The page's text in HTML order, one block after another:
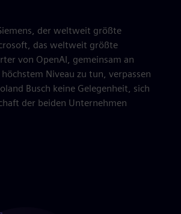
der weltweit größte
das weltweit größte
von OpenAI, gemeinsam an
Niveau zu tun, verpassen
Busch keine Gelegenheit, sich
der beiden Unternehmen